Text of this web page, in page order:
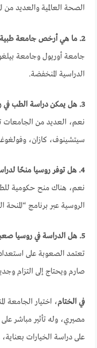
الصحة العالمية والعديد من
2. ما هي أرخص جامعة طبية في روسيا؟
جامعة أوريول وجامعة
الدراسية المنخفضة.
3. هل يمكن دراسة الطب في روسيا باللغة الإنجليزية؟
نعم، العديد من الجامعات
سيتشينوف، كازان،
4. هل توفر روسيا منحًا لدراسة الطب؟
نعم، هناك منح حكومية
الروسية عبر برنامج “المنحة
5. هل الدراسة في روسيا صعبة؟
تعتمد الصعوبة على
صارم ويحتاج إلى التزام
في الختام، اختيار الجامعة
مصيري، وله تأثير مباشر
على دراسة الخيارات